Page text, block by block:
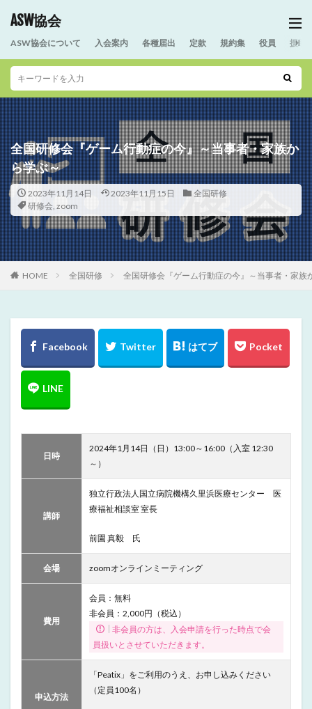
ASW協会
ASW協会について 入会案内 各種届出 定款 規約集 役員 援助
全国研修会『ゲーム行動症の今』～当事者・家族か
ら学ぶ～
2023年11月14日 2023年11月15日
全国研修
研修会, zoom
HOME 全国研修 全国研修会『ゲーム行動症の今』～当事者・家族
日時
2024年1月14日（日）13:00～16:00（入室 12:30
～）
講師
独立行政法人国立病院機構久里浜医療センター 医
療福祉相談室 室長
前園 真毅 氏
会場 zoomオンラインミーティング
費用
会員：無料
非会員：2,000円（税込）
非会員の方は、入会申請を行った時点で会
員扱いとさせていただきます。
申込方法
「Peatix」をご利用のうえ、お申し込みください
（定員100名）